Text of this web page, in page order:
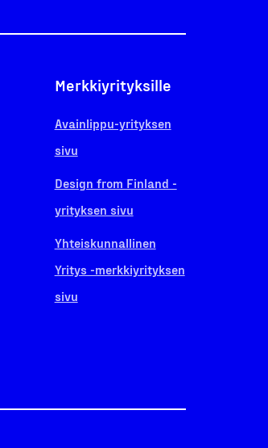
Merkkiyrityksille
Avainlippu-yrityksen
sivu
Design from Finland -
yrityksen sivu
Yhteiskunnallinen
Yritys -merkkiyrityksen
sivu